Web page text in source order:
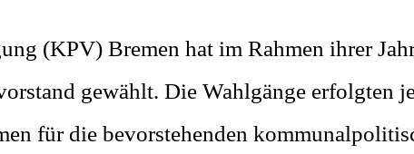
(KPV) Bremen hat im Rahmen ihrer
gewählt. Die Wahlgänge erfolgten
für die bevorstehenden